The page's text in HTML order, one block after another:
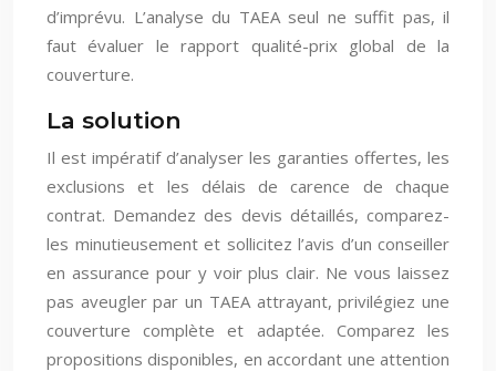
d’imprévu. L’analyse du TAEA seul ne suffit pas, il
faut évaluer le rapport qualité-prix global de la
couverture.
La solution
Il est impératif d’analyser les garanties offertes, les
exclusions et les délais de carence de chaque
contrat. Demandez des devis détaillés, comparez-
les minutieusement et sollicitez l’avis d’un conseiller
en assurance pour y voir plus clair. Ne vous laissez
pas aveugler par un TAEA attrayant, privilégiez une
couverture complète et adaptée. Comparez les
propositions disponibles, en accordant une attention